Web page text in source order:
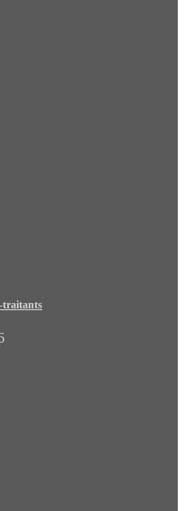
traitants